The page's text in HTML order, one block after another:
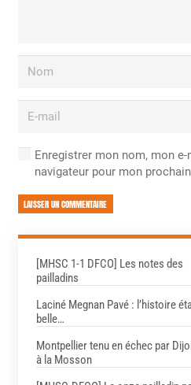
Enregistrer mon nom, mon
navigateur pour mon
LAISSER UN COMMENTAIRE
[MHSC 1-1 DFCO] Les notes des
pailladins
Laciné Megnan Pavé : l’histoire
belle…
Montpellier tenu en échec par
à la Mosson